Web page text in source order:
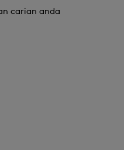
carian anda